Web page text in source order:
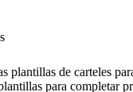
plantillas de carteles
para completar